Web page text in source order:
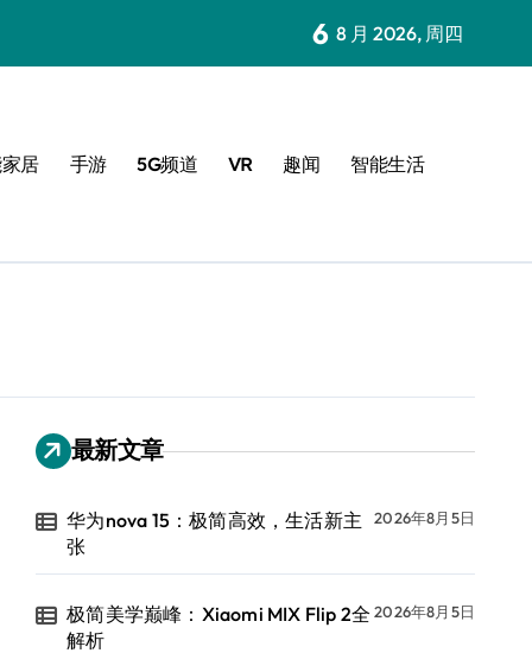
6 8 月 2026, 周四
居 手游 5G频道 VR 趣闻 智能生活
最新文章
华为nova 15：极简高效，生活新主
张
2026年8月5日
极简美学巅峰：Xiaomi MIX Flip 2全
解析
2026年8月5日